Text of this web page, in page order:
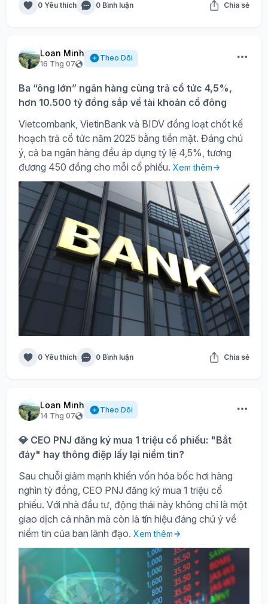
0 Yêu thích 0 Bình luận Chia sẻ
Loan Minh
16 Thg 07
Theo Dõi
Ba “ông lớn” ngân hàng cùng trả cổ tức 4,5%,
hơn 10.500 tỷ đồng sắp về tài khoản cổ đông
Vietcombank, VietinBank và BIDV đồng loạt chốt kế
hoạch trả cổ tức năm 2025 bằng tiền mặt. Đáng chú
ý, cả ba ngân hàng đều áp dụng tỷ lệ 4,5%, tương
đương 450 đồng cho mỗi cổ phiếu. Xem thêm
0 Yêu thích 0 Bình luận Chia sẻ
Loan Minh
14 Thg 07
Theo Dõi
💎 CEO PNJ đăng ký mua 1 triệu cổ phiếu: "Bắt
đáy" hay thông điệp lấy lại niềm tin?
Sau chuỗi giảm mạnh khiến vốn hóa bốc hơi hàng
nghìn tỷ đồng, CEO PNJ đăng ký mua 1 triệu cổ
phiếu. Với nhà đầu tư, động thái này không chỉ là một
giao dịch cá nhân mà còn là tín hiệu đáng chú ý về
niềm tin của ban lãnh đạo. Xem thêm